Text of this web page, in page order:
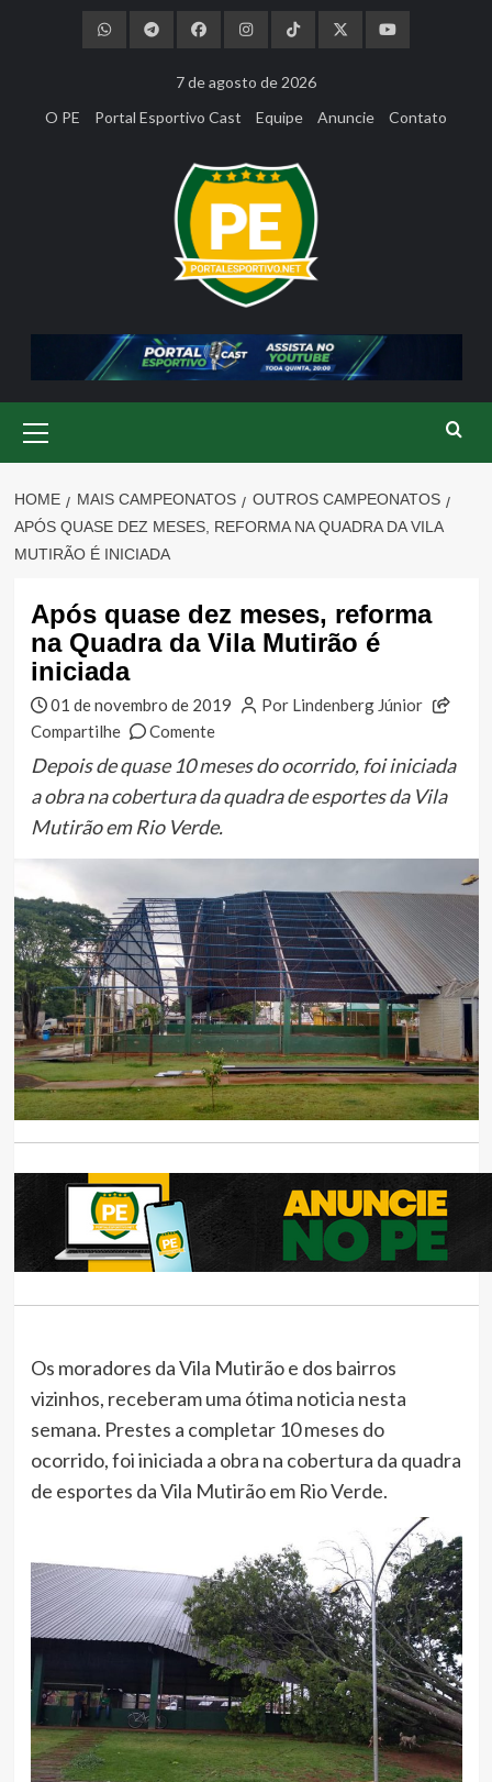
7 de agosto de 2026
O PE
Portal Esportivo Cast Equipe Anuncie Contato
Menu
HOME MAIS CAMPEONATOS
OUTROS CAMPEONATOS
APÓS QUASE DEZ MESES, REFORMA NA QUADRA DA VILA
MUTIRÃO É INICIADA
Após quase dez meses, reforma
na Quadra da Vila Mutirão é
iniciada
01 de novembro de 2019
Por Lindenberg Júnior
Compartilhe
Comente
Depois de quase 10 meses do ocorrido, foi iniciada
a obra na cobertura da quadra de esportes da Vila
Mutirão em Rio Verde.
Os moradores da Vila Mutirão e dos bairros
vizinhos, receberam uma ótima noticia nesta
semana. Prestes a completar 10 meses do
ocorrido, foi iniciada a obra na cobertura da quadra
de esportes da Vila Mutirão em Rio Verde.